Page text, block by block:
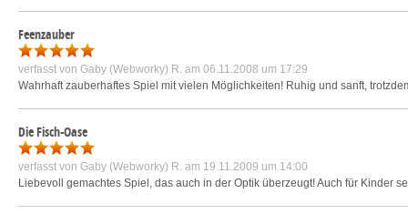
Feenzauber
verfasst von Gaby (Webworky) R. am 06.11.2008 um 17:29
Wahrhaft zauberhaftes Spiel mit vielen Möglichkeiten! Ruhig und sanft,
Die Fisch-Oase
verfasst von Gaby (Webworky) R. am 19.11.2009 um 14:00
Liebevoll gemachtes Spiel, das auch in der Optik überzeugt! Auch für Kinder